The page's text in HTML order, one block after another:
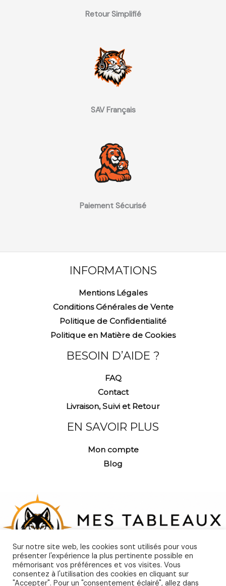
Retour Simplifié
SAV Français
Paiement Sécurisé
INFORMATIONS
Mentions Légales
Conditions Générales de Vente
Politique de Confidentialité
Politique en Matière de Cookies
BESOIN D’AIDE ?
FAQ
Contact
Livraison, Suivi et Retour
EN SAVOIR PLUS
Mon compte
Blog
Sur notre site web, les cookies sont utilisés pour vous
présenter l'expérience la plus pertinente possible en
mémorisant vos préférences et vos visites. Vous
consentez à l'utilisation des cookies en cliquant sur
"Accepter". Pour un "consentement éclairé", allez dans